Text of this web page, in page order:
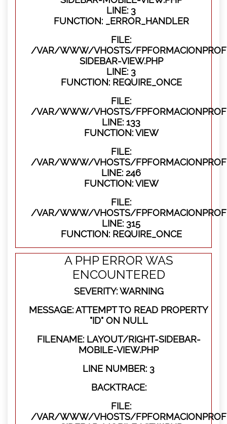
LINE: 3
FUNCTION: _ERROR_HANDLER
FILE:
/VAR/WWW/VHOSTS/
SIDEBAR-VIEW.PHP
LINE: 3
FUNCTION: REQUIRE_ONCE
FILE:
/VAR/WWW/VHOSTS/
LINE: 133
FUNCTION: VIEW
FILE:
/VAR/WWW/VHOSTS/
LINE: 246
FUNCTION: VIEW
FILE:
/VAR/WWW/VHOSTS/
LINE: 315
FUNCTION: REQUIRE_ONCE
A PHP ERROR WAS
ENCOUNTERED
SEVERITY: WARNING
MESSAGE: ATTEMPT TO READ PROPERTY
"ID" ON NULL
FILENAME: LAYOUT/RIGHT-SIDEBAR-
MOBILE-VIEW.PHP
LINE NUMBER: 3
BACKTRACE:
FILE:
/VAR/WWW/VHOSTS/